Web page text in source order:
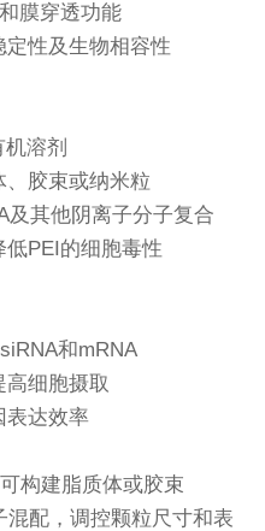
膜穿透功能
性及生物相容性
溶剂
、胶束或纳米粒
及其他阴离子分子复合
PEI的细胞毒性
和mRNA
细胞摄取
表达效率
构建脂质体或胶束
配，调控颗粒尺寸和表